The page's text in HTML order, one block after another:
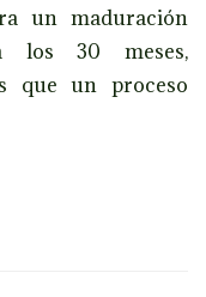
un maduración
los 30 meses,
que un proceso